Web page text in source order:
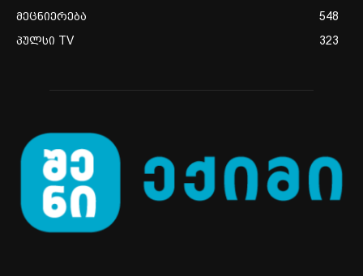
მეცნიერება
548
პულსი TV
323